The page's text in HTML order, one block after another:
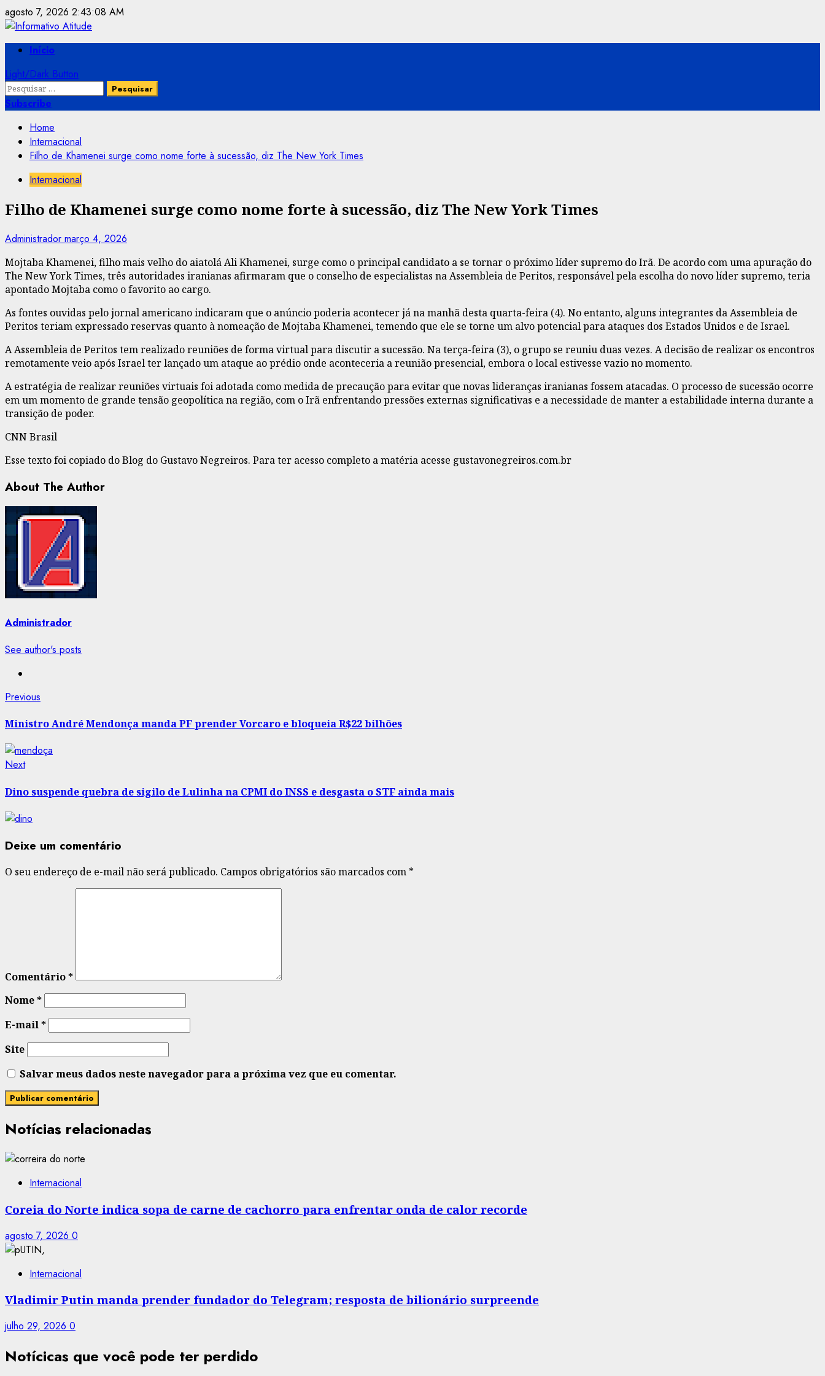
Skip
to
content
agosto 7, 2026 2:43:09 AM
PrimaryInício
Light/Dark Button
Pesquisar
por:
Subscribe
Home
Internacional
Filho de Khamenei surge como nome forte à sucessão, diz The New York Times
Internacional
Filho de Khamenei surge como nome forte à sucessão, diz The New York Times
Administrador março 4, 2026
Mojtaba Khamenei, filho mais velho do aiatolá Ali Khamenei, surge como o principal candidato a se tornar o próximo líder supremo do Irã. De acordo com uma apuração do
The New York Times, três autoridades iranianas afirmaram que o conselho de especialistas na Assembleia de Peritos, responsável pela escolha do novo líder supremo, teria
apontado Mojtaba como o favorito ao cargo.
As fontes ouvidas pelo jornal americano indicaram que o anúncio poderia acontecer já na manhã desta quarta-feira (4). No entanto, alguns integrantes da Assembleia de
Peritos teriam expressado reservas quanto à nomeação de Mojtaba Khamenei, temendo que ele se torne um alvo potencial para ataques dos Estados Unidos e de Israel.
A Assembleia de Peritos tem realizado reuniões de forma virtual para discutir a sucessão. Na terça-feira (3), o grupo se reuniu duas vezes. A decisão de realizar os encontros
remotamente veio após Israel ter lançado um ataque ao prédio onde aconteceria a reunião presencial, embora o local estivesse vazio no momento.
A estratégia de realizar reuniões virtuais foi adotada como medida de precaução para evitar que novas lideranças iranianas fossem atacadas. O processo de sucessão ocorre
em um momento de grande tensão geopolítica na região, com o Irã enfrentando pressões externas significativas e a necessidade de manter a estabilidade interna durante a
transição de poder.
CNN Brasil
Esse texto foi copiado do Blog do Gustavo Negreiros. Para ter acesso completo a matéria acesse gustavonegreiros.com.br
About The Author
Administrador
See author's posts
Post
navigation
Previous
Ministro André Mendonça manda PF prender Vorcaro e bloqueia R$22 bilhões
NextNext
Dino suspende quebra de sigilo de Lulinha na CPMI do INSS e desgasta o STF ainda mais
Deixe um comentário
O seu endereço de e-mail não será publicado. Campos obrigatórios são marcados com *
Comentário*
Nome*
E-mail*
Site
Salvar meus dados neste navegador para a próxima vez que eu comentar.
Notícias relacionadas
Internacional
Coreia do Norte indica sopa de carne de cachorro para enfrentar onda de calor recorde
agosto 7, 2026 0
Internacional
Vladimir Putin manda prender fundador do Telegram; resposta de bilionário surpreende
julho 29, 2026 0
Notícicas que você pode ter perdido